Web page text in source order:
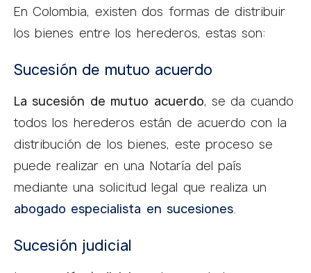
En Colombia, existen dos formas de distribuir
los bienes entre los herederos, estas son:
Sucesión de mutuo acuerdo
La sucesión de mutuo acuerdo, se da cuando
todos los herederos están de acuerdo con la
distribución de los bienes, este proceso se
puede realizar en una Notaría del país
mediante una solicitud legal que realiza un
abogado especialista en sucesiones.
Sucesión judicial